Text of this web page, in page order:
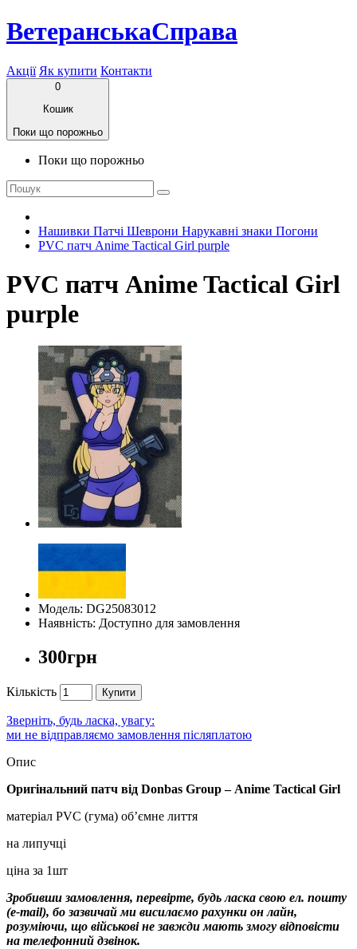
ВетеранськаСправа
Акції Як купити Контакти
0
Кошик
Поки що порожньо
Поки що порожньо
Нашивки Патчі Шеврони Нарукавні знаки Погони
PVC патч Anime Tactical Girl purple
PVC патч Anime Tactical Girl
purple
Модель: DG25083012
Наявність: Доступно для замовлення
300грн
Кількість Купити
Зверніть, будь ласка, увагу:
ми не відправляємо замовлення післяплатою
Опис
Оригінальний патч від Donbas Group – Anime Tactical Girl
матеріал PVC (гума) об’ємне лиття
на липучці
ціна за 1шт
Зробивши замовлення, перевірте, будь ласка свою ел. пошту
(e-mail), бо зазвичай ми висилаємо рахунки он лайн,
розуміючи, що військові не завжди мають змогу відповісти
на телефонний дзвінок.